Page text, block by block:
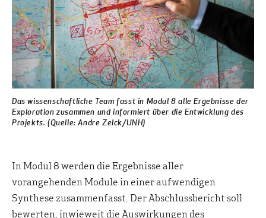
Das wissenschaftliche Team fasst in Modul 8 alle Ergebnisse der
Exploration zusammen und informiert über die Entwicklung des
Projekts. (Quelle: Andre Zelck/UNH)
In Modul 8 werden die Ergebnisse aller
vorangehenden Module in einer aufwendigen
Synthese zusammenfasst. Der Abschlussbericht soll
bewerten, inwieweit die Auswirkungen des